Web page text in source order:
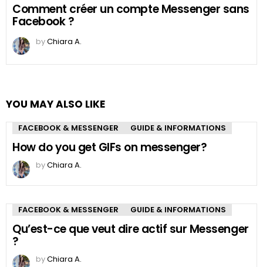
Comment créer un compte Messenger sans
Facebook ?
byChiara A.
YOU MAY ALSO LIKE
FACEBOOK & MESSENGER GUIDE & INFORMATIONS
How do you get GIFs on messenger?
byChiara A.
FACEBOOK & MESSENGER GUIDE & INFORMATIONS
Qu’est-ce que veut dire actif sur Messenger
?
byChiara A.